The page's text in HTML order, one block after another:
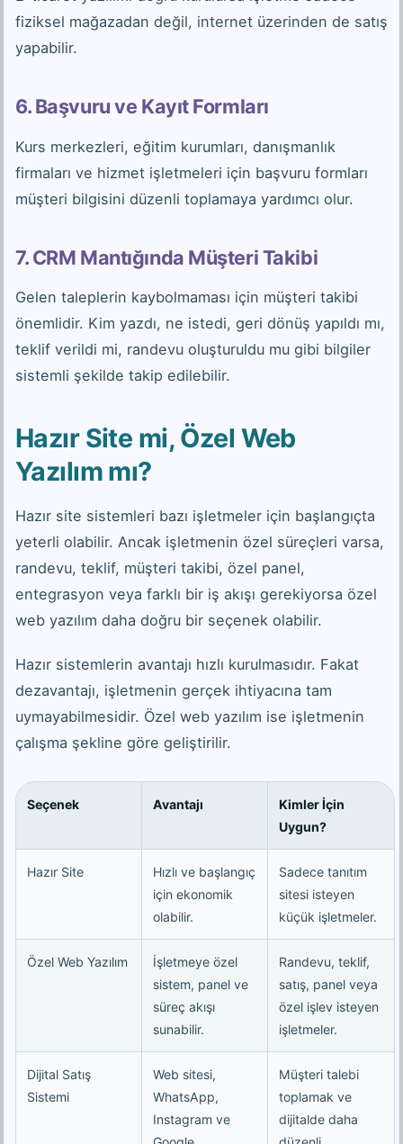
fiziksel mağazadan değil, internet üzerinden de satış
yapabilir.
6. Başvuru ve Kayıt Formları
Kurs merkezleri, eğitim kurumları, danışmanlık
firmaları ve hizmet işletmeleri için başvuru formları
müşteri bilgisini düzenli toplamaya yardımcı olur.
7. CRM Mantığında Müşteri Takibi
Gelen taleplerin kaybolmaması için müşteri takibi
önemlidir. Kim yazdı, ne istedi, geri dönüş yapıldı mı,
teklif verildi mi, randevu oluşturuldu mu gibi bilgiler
sistemli şekilde takip edilebilir.
Hazır Site mi, Özel Web
Yazılım mı?
Hazır site sistemleri bazı işletmeler için başlangıçta
yeterli olabilir. Ancak işletmenin özel süreçleri varsa,
randevu, teklif, müşteri takibi, özel panel,
entegrasyon veya farklı bir iş akışı gerekiyorsa özel
web yazılım daha doğru bir seçenek olabilir.
Hazır sistemlerin avantajı hızlı kurulmasıdır. Fakat
dezavantajı, işletmenin gerçek ihtiyacına tam
uymayabilmesidir. Özel web yazılım ise işletmenin
çalışma şekline göre geliştirilir.
Seçenek Avantajı
Kimler İçin
Uygun?
Hazır Site
Hızlı ve başlangıç
için ekonomik
olabilir.
Sadece tanıtım
sitesi isteyen
küçük işletmeler.
Özel Web Yazılım
İşletmeye özel
sistem, panel ve
süreç akışı
sunabilir.
Randevu, teklif,
satış, panel veya
özel işlev isteyen
işletmeler.
Dijital Satış
Sistemi
Web sitesi,
WhatsApp,
Instagram ve
Müşteri talebi
toplamak ve
dijitalde daha